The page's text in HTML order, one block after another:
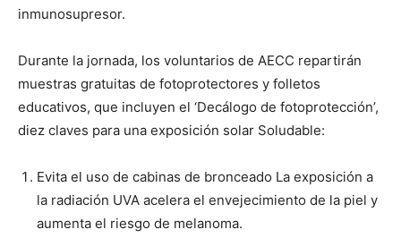
inmunosupresor.
Durante la jornada, los voluntarios de AECC repartirán
muestras gratuitas de fotoprotectores y folletos
educativos, que incluyen el ‘Decálogo de fotoprotección’,
diez claves para una exposición solar Soludable:
Evita el uso de cabinas de bronceado La exposición a
la radiación UVA acelera el envejecimiento de la piel y
aumenta el riesgo de melanoma.